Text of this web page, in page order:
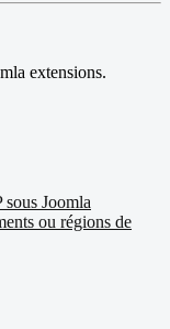
extensions.
Joomla
ou régions de